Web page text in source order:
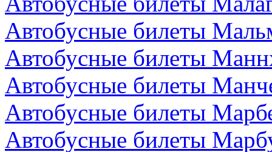
Автобусные билеты
Автобусные билеты
Автобусные билеты
Автобусные билеты
Автобусные билеты